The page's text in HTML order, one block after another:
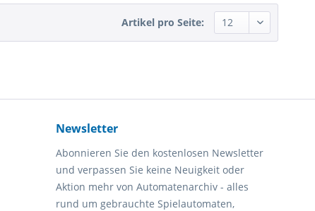
Artikel pro Seite:
Newsletter
Abonnieren Sie den kostenlosen Newsletter
und verpassen Sie keine Neuigkeit oder
Aktion mehr von Automatenarchiv - alles
rund um gebrauchte Spielautomaten,